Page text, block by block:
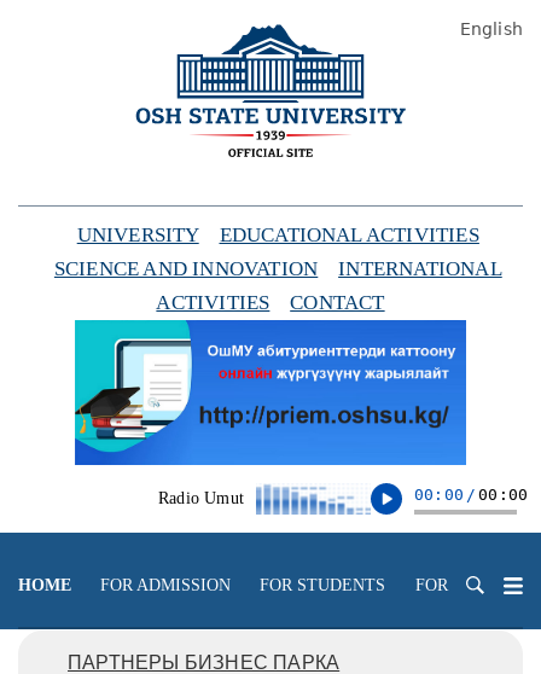
UNIVERSITY
EDUCATIONAL ACTIVITIES
SCIENCE AND INNOVATION
INTERNATIONAL
ACTIVITIES
CONTACT
Radio Umut 00:00 / 00:00
English
HOME FOR ADMISSION FOR STUDENTS FOR TEACHERS
ПАРТНЕРЫ БИЗНЕС ПАРКА